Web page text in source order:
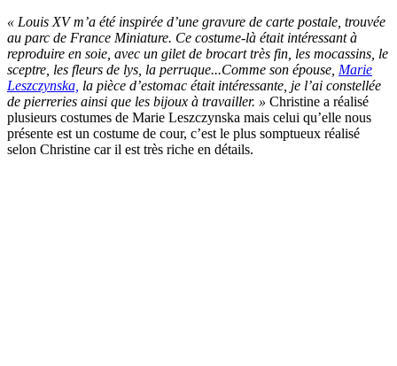
« Louis XV m’a été inspirée d’une gravure de carte postale, trouvée
au parc de France Miniature. Ce costume-là était intéressant à
reproduire en soie, avec un gilet de brocart très fin, les mocassins, le
sceptre, les fleurs de lys, la perruque...Comme son épouse, Marie
Leszczynska, la pièce d’estomac était intéressante, je l’ai constellée
de pierreries ainsi que les bijoux à travailler. » Christine a réalisé
plusieurs costumes de Marie Leszczynska mais celui qu’elle nous
présente est un costume de cour, c’est le plus somptueux réalisé
selon Christine car il est très riche en détails.